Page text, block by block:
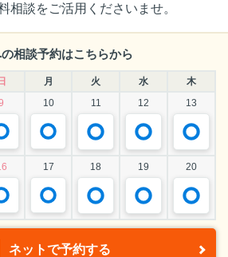
相談をご活用くださいませ。
相談予約はこちらから
月 火 水
木
10 11 12 13
17 18 19 20
ネットで予約する